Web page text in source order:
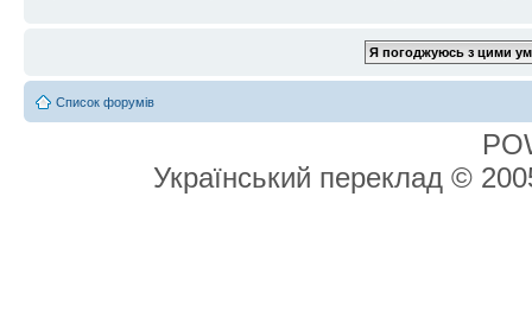
Список форумів
Український переклад ©